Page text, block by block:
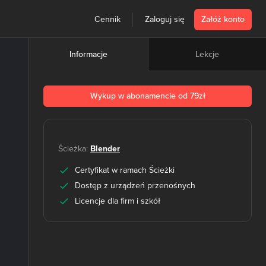
Cennik Zaloguj się Załóż konto
Informacje Lekcje
Wykup w abonamencie od 79zł
Ścieżka: Blender
Certyfikat w ramach Ścieżki
Dostęp z urządzeń przenośnych
Licencje dla firm i szkół